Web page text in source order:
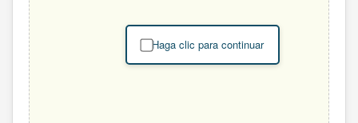
Haga clic para continuar